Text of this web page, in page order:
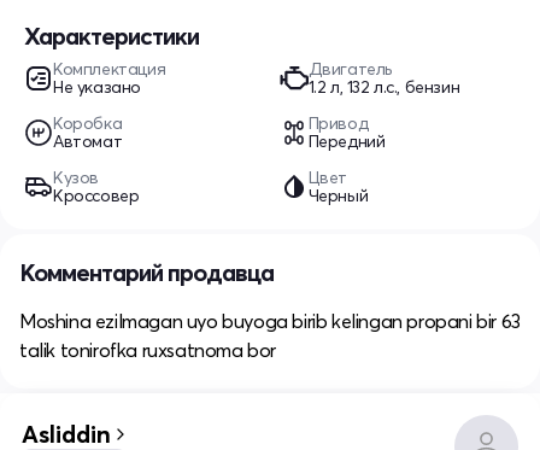
Характеристики
Комплектация
Не указано
Двигатель
1.2 л, 132 л.с., бензин
Коробка
Автомат
Привод
Передний
Кузов
Кроссовер
Цвет
Черный
Комментарий продавца
Moshina ezilmagan uyo buyoga birib kelingan propani bir 63
talik tonirofka ruxsatnoma bor
Asliddin